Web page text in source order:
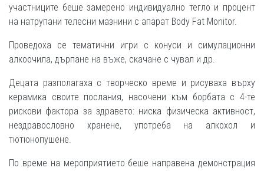
участниците беше замерено индивидуално тегло и процент
на натрупани телесни мазнини с апарат Body Fat Monitor.
Проведоха се тематични игри с конуси и симулационни
алкоочила, дърпане на въже, скачане с чувал и др.
Децата разполагаха с творческо време и рисуваха върху
керамика своите послания, насочени към борбата с 4-те
рискови фактора за здравето: ниска физическа активност,
нездравословно хранене, употреба на алкохол и
тютюнопушене.
По време на мероприятието беше направена демонстрация